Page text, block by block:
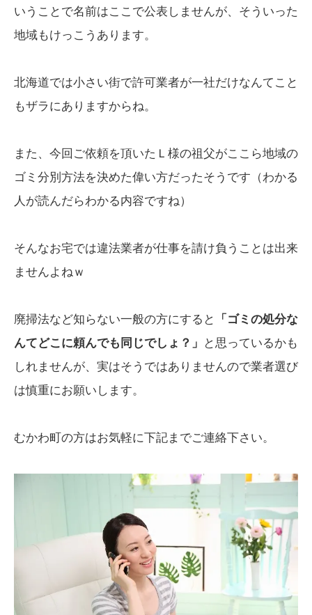
いうことで名前はここで公表しませんが、そういった
地域もけっこうあります。
北海道では小さい街で許可業者が一社だけなんてこと
もザラにありますからね。
また、今回ご依頼を頂いたＬ様の祖父がここら地域の
ゴミ分別方法を決めた偉い方だったそうです（わかる
人が読んだらわかる内容ですね）
そんなお宅では違法業者が仕事を請け負うことは出来
ませんよねｗ
廃掃法など知らない一般の方にすると
「ゴミの処分な
んてどこに頼んでも同じでしょ？」
と思っているかも
しれませんが、実はそうではありませんので業者選び
は慎重にお願いします。
むかわ町の方はお気軽に下記までご連絡下さい。